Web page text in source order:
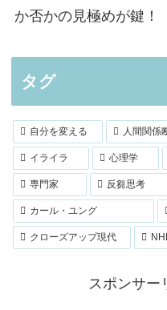
か否かの見極めが鍵！
タグ
自分を変える 人間関係
イライラ 心理学
専門家 反芻思考
カール・ユング
クローズアップ現代
スポンサー